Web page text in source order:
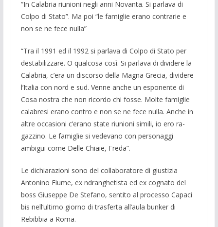
“In Calabria riunioni negli anni Novanta. Si parlava di
Colpo di Sta­to”. Ma poi “le famiglie erano contrarie e
non se ne fece nulla”
“Tra il 1991 ed il 1992 si parlava di Colpo di Stato per
destabilizzare. O qualcosa così. Si parlava di dividere la
Calabria, c’era un discorso della Ma­gna Grecia, dividere
l’Italia con nord e sud. Venne anche un esponente di
Cosa nostra che non ricordo chi fosse. Molte famiglie
calabresi erano contro e non se ne fece nulla. Anche in
altre occasioni c’erano state riunioni simili, io ero ra­
gazzino. Le famiglie si vedevano con personaggi
ambigui come Delle Chiaie, Freda”.
Le dichiarazioni sono del collaboratore di giustizia
Antonino Fiume, ex ndranghe­tista ed ex cognato del
boss Giuseppe De Stefano, sentito al processo Capaci
bis nell’ultimo giorno di trasferta all’aula bun­ker di
Rebibbia a Roma.